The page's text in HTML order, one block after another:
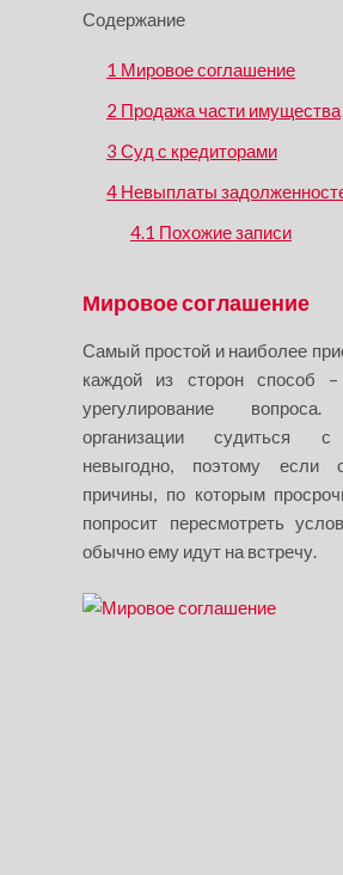
Содержание
1 Мировое соглашение
2 Продажа части имущества
3 Суд с кредиторами
4 Невыплаты
4.1 Похожие записи
Мировое соглашение
Самый простой и наиболее
каждой из сторон способ
урегулирование вопроса.
организации судиться
невыгодно, поэтому если
причины, по которым
попросит пересмотреть
обычно ему идут на встречу.